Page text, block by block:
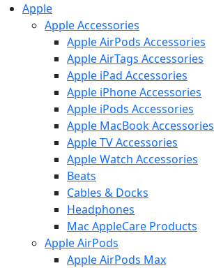
Apple
Apple Accessories
Apple AirPods Accessories
Apple AirTags Accessories
Apple iPad Accessories
Apple iPhone Accessories
Apple iPods Accessories
Apple MacBook Accessories
Apple TV Accessories
Apple Watch Accessories
Beats
Cables & Docks
Headphones
Mac AppleCare Products
Apple AirPods
Apple AirPods Max